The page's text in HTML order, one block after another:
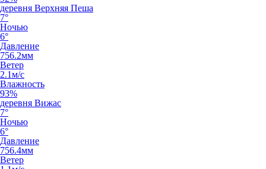
деревня Верхняя Пеша
7°
Ночью
6°
Давление
756.2мм
Ветер
2.1м/с
Влажность
93%
деревня Вижас
7°
Ночью
6°
Давление
756.4мм
Ветер